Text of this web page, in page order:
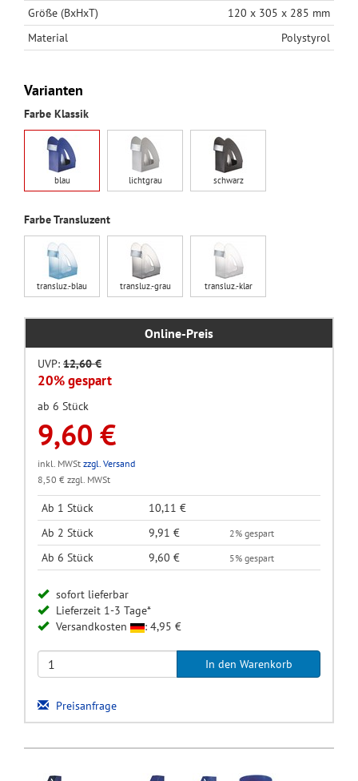
Größe (BxHxT)
120 x 305 x 285 mm
Material
Polystyrol
Varianten
Farbe Klassik
blau lichtgrau schwarz
Farbe Transluzent
transluz.-blau transluz.-grau transluz.-klar
Online-Preis
UVP: 12,60 €
20% gespart
ab 6 Stück
9,60 €
inkl. MWSt zzgl. Versand
8,50 € zzgl. MWSt
Ab 1 Stück
10,11 €
Ab 2 Stück
9,91 € 2% gespart
Ab 6 Stück 9,60 € 5% gespart
sofort lieferbar
Lieferzeit 1-3 Tage*
Versandkosten
: 4,95 €
Preisanfrage